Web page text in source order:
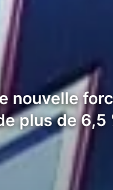
nouvelle
plus de